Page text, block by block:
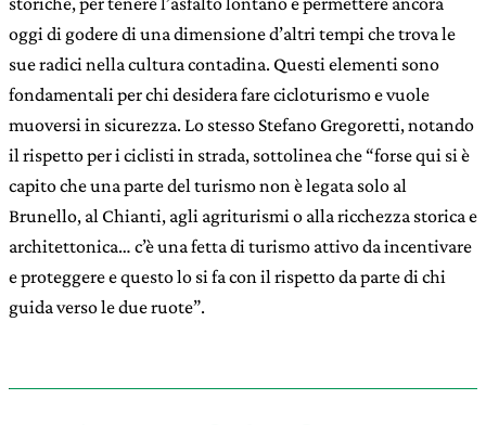
oggi di godere di una dimensione d’altri tempi che trova le
sue radici nella cultura contadina. Questi elementi sono
fondamentali per chi desidera fare cicloturismo e vuole
muoversi in sicurezza. Lo stesso Stefano Gregoretti, notando
il rispetto per i ciclisti in strada, sottolinea che “forse qui si è
capito che una parte del turismo non è legata solo al
Brunello, al Chianti, agli agriturismi o alla ricchezza storica e
architettonica… c’è una fetta di turismo attivo da incentivare
e proteggere e questo lo si fa con il rispetto da parte di chi
guida verso le due ruote”.